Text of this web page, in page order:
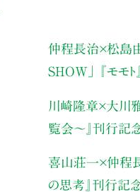
仲程長治×松島
SHOW」
『モモ
川崎隆章×大川
覧会〜』刊行記
喜山荘一×仲程
の思考』刊行記